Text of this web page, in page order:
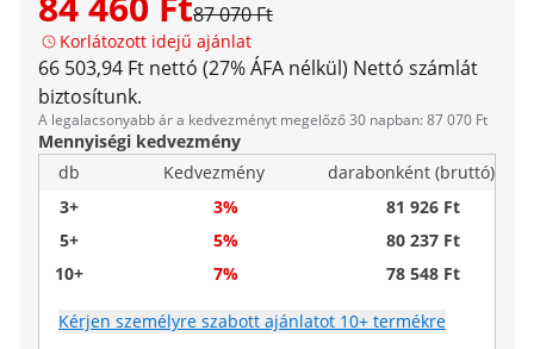
87 070 Ft
Korlátozott idejű ajánlat
66 503,94 Ft nettó (27% ÁFA nélkül) Nettó számlát
biztosítunk.
A legalacsonyabb ár a kedvezményt megelőző 30 napban: 87 070 Ft
Mennyiségi kedvezmény
db
Kedvezmény
darabonként (bruttó)
3+
3%
81 926 Ft
5+
5%
80 237 Ft
10+
7% 78 548 Ft
Kérjen személyre szabott ajánlatot 10+ termékre